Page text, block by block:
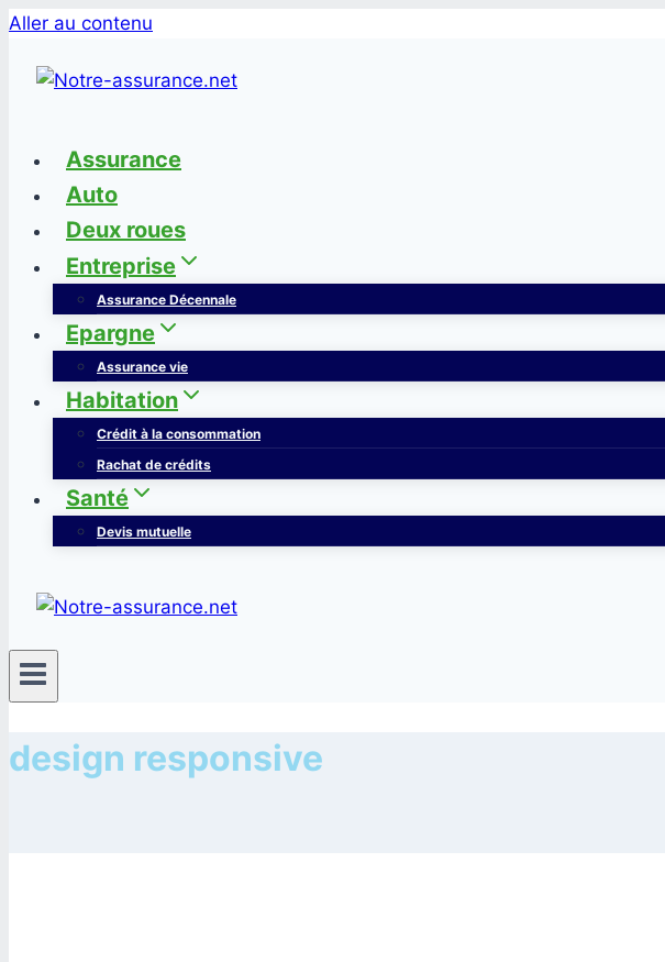
Aller au contenu
Assurance
Auto
Deux roues
Entreprise
Assurance Décennale
Epargne
Assurance vie
Habitation
Crédit à la consommation
Rachat de crédits
Santé
Devis mutuelle
design responsive